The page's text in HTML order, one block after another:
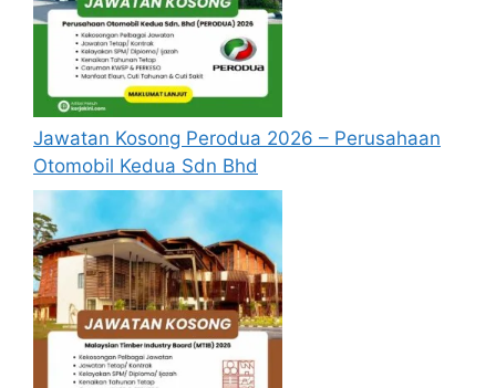
Tugas Jawatan JKR
Menjalankan tugas-tugas am bersifat
hands-on yang memerlukan keupayaan
fizikal didalam dan luar bangunan
sokongan teknikal ke atas peralatan dan
ruang pejabat.
Membantu penyediaan rekod gambar
kemajuan dan perkembangan terkini
projek pembangunan JKR Pahang.
Membantu Pengarah Kerja Raya Negeri
Pahang dalam program-program rasmi
Jawatan Kosong Perodua 2026 – Perusahaan
Otomobil Kedua Sdn Bhd